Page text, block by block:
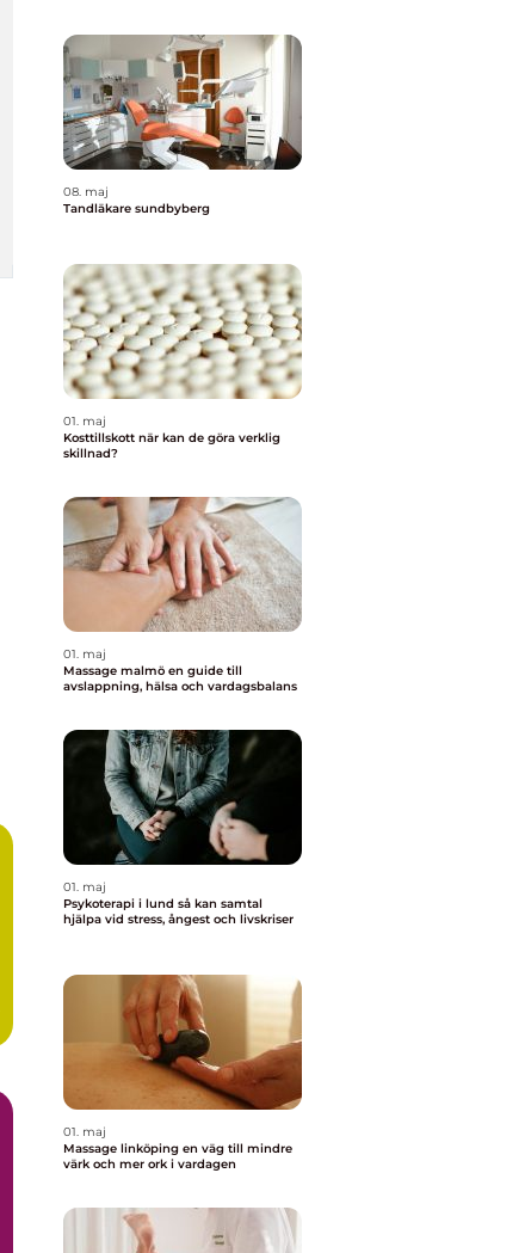
08. maj
Tandläkare sundbyberg
01. maj
Kosttillskott när kan de göra verklig
skillnad?
01. maj
Massage malmö en guide till
avslappning, hälsa och vardagsbalans
01. maj
Psykoterapi i lund så kan samtal
hjälpa vid stress, ångest och livskriser
01. maj
Massage linköping en väg till mindre
värk och mer ork i vardagen